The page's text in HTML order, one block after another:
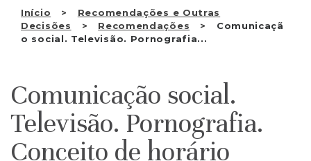
Início
Recomendações e Outras
Decisões
Recomendações
Comunicaçã
o social. Televisão. Pornografia...
RECOMENDAÇÕES E OUTRAS
DECISÕES
APRESENTAR QUEIXA
PT
Comunicação social.
Televisão. Pornografia.
Conceito de horário